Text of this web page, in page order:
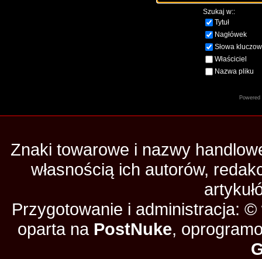
Szukaj w::
Tytuł
Nagłówek
Słowa
Właściciel
Nazwa pliku
Znaki towarowe i nazwy
własnością ich autorów,
Przygotowanie i administracja:
oparta na PostNuke,